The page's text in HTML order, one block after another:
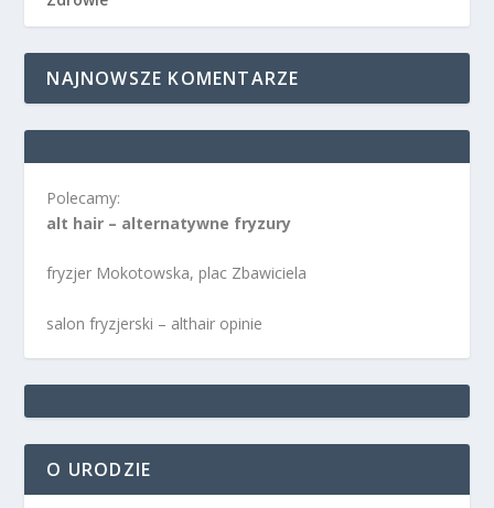
NAJNOWSZE KOMENTARZE
Polecamy:
alt hair – alternatywne fryzury
fryzjer Mokotowska, plac Zbawiciela
salon fryzjerski – althair opinie
O URODZIE